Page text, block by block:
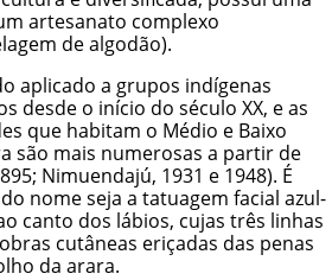
artesanato complexo
de algodão).
aplicado a grupos indígenas
desde o início do século XX, e as
que habitam o Médio e Baixo
são mais numerosas a partir de
Nimuendajú, 1931 e 1948). É
nome seja a tatuagem facial azul-
canto dos lábios, cujas três linhas
cutâneas eriçadas das penas
da arara.